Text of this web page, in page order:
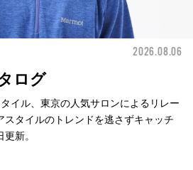
2026.08.06
ログ
イル、東京の人気サロンによるリレー
スタイルのトレンドを逃さずキャッチ
新。